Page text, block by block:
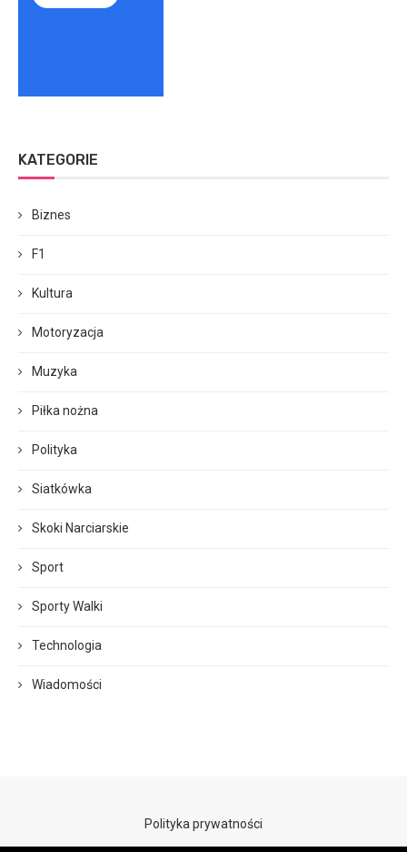
KATEGORIE
Biznes
F1
Kultura
Motoryzacja
Muzyka
Piłka nożna
Polityka
Siatkówka
Skoki Narciarskie
Sport
Sporty Walki
Technologia
Wiadomości
Polityka prywatności